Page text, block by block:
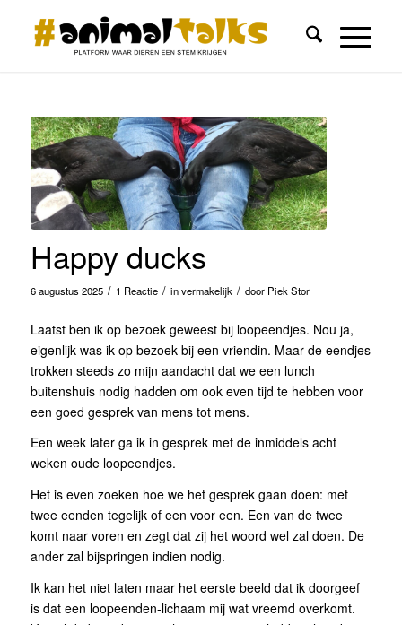
Happy ducks
6 augustus 2025 / 1 Reactie / invermakelijk / door Piek Stor
Laatst ben ik op bezoek geweest bij loopeendjes. Nou ja,
eigenlijk was ik op bezoek bij een vriendin. Maar de eendjes
trokken steeds zo mijn aandacht dat we een lunch
buitenshuis nodig hadden om ook even tijd te hebben voor
een goed gesprek van mens tot mens.
Een week later ga ik in gesprek met de inmiddels acht
weken oude loopeendjes.
Het is even zoeken hoe we het gesprek gaan doen: met
twee eenden tegelijk of een voor een. Een van de twee
komt naar voren en zegt dat zij het woord wel zal doen. De
ander zal bijspringen indien nodig.
Ik kan het niet laten maar het eerste beeld dat ik doorgeef
is dat een loopeenden-lichaam mij wat vreemd overkomt.